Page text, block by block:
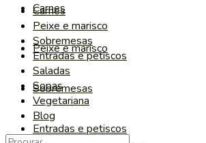
Carnes
Peixe e marisco
Sobremesas
Entradas e petiscos
Carnes
Peixe e marisco
Sobremesas
Entradas e petiscos
Saladas
Sopas
Vegetariana
Blog